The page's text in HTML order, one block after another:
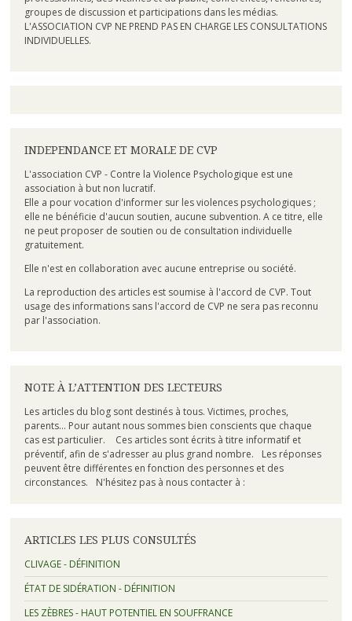
groupes de discussion et participations dans les médias.
L'ASSOCIATION CVP NE PREND PAS EN CHARGE LES CONSULTATIONS
INDIVIDUELLES.
INDEPENDANCE ET MORALE DE CVP
L'association CVP - Contre la Violence Psychologique est une
association à but non lucratif.
Elle a pour vocation d'informer sur les violences psychologiques ;
elle ne bénéficie d'aucun soutien, aucune subvention. A ce titre, elle
ne peut proposer de soutien ou de consultation individuelle
gratuitement.
Elle n'est en collaboration avec aucune entreprise ou société.
La reproduction des articles est soumise à l'accord de CVP. Tout
usage des informations sans l'accord de CVP ne sera pas reconnu
par l'association.
NOTE À L’ATTENTION DES LECTEURS
Les articles du blog sont destinés à tous. Victimes, proches,
parents... Pour autant nous sommes bien conscients que chaque
cas est particulier. Ces articles sont écrits à titre informatif et
préventif, afin de s'adresser au plus grand nombre. Les réponses
peuvent être différentes en fonction des personnes et des
circonstances. N'hésitez pas à nous contacter à :
ARTICLES LES PLUS CONSULTÉS
CLIVAGE - DÉFINITION
ÉTAT DE SIDÉRATION - DÉFINITION
LES ZÈBRES - HAUT POTENTIEL EN SOUFFRANCE